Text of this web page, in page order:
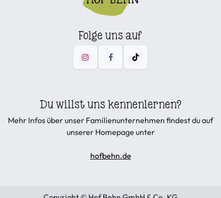
Folge uns auf
Du willst uns kennenlernen?
Mehr Infos über unser Familienunternehmen findest du auf
unserer Homepage unter
hofbehn.de